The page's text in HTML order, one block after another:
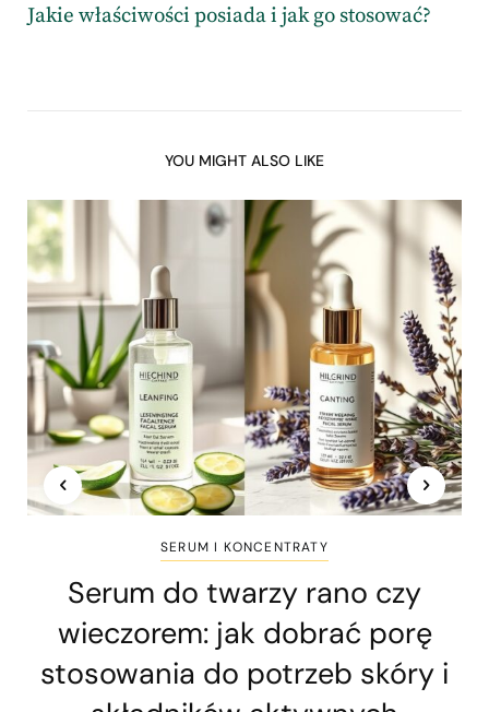
Jakie właściwości posiada i jak go stosować?
YOU MIGHT ALSO LIKE
SERUM I KONCENTRATY
Serum do twarzy rano czy
wieczorem: jak dobrać porę
stosowania do potrzeb skóry i